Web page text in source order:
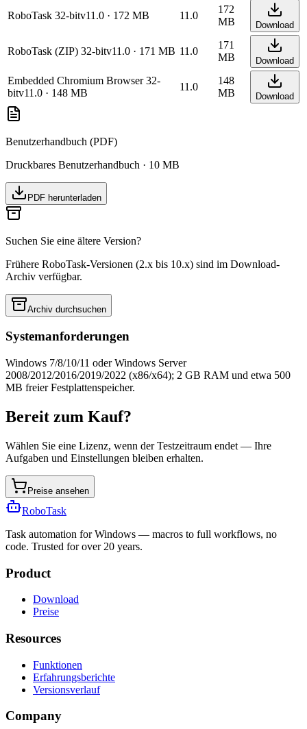
RoboTask 32-bitv11.0 · 172 MB 11.0
172
MB
Download
RoboTask (ZIP) 32-bitv11.0 · 171 MB 11.0
171
MB
Download
Embedded Chromium Browser 32-
bitv11.0 · 148 MB
11.0
148
MB
Download
Benutzerhandbuch (PDF)
Druckbares Benutzerhandbuch · 10 MB
PDF herunterladen
Suchen Sie eine ältere Version?
Frühere RoboTask-Versionen (2.x bis 10.x) sind im Download-
Archiv verfügbar.
Archiv durchsuchen
Systemanforderungen
Windows 7/8/10/11 oder Windows Server
2008/2012/2016/2019/2022 (x86/x64); 2 GB RAM und etwa 500
MB freier Festplattenspeicher.
Bereit zum Kauf?
Wählen Sie eine Lizenz, wenn der Testzeitraum endet — Ihre
Aufgaben und Einstellungen bleiben erhalten.
Preise ansehen
RoboTask
Task automation for Windows — macros to full workflows, no
code. Trusted for over 20 years.
Product
Download
Preise
Resources
Funktionen
Erfahrungsberichte
Versionsverlauf
Company